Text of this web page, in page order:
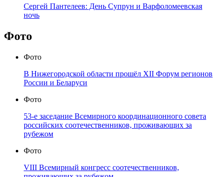
Сергей Пантелеев: День Супрун и Варфоломеевская
ночь
Фото
Фото
В Нижегородской области прошёл XII Форум регионов
России и Беларуси
Фото
53-е заседание Всемирного координационного совета
российских соотечественников, проживающих за
рубежом
Фото
VIII Всемирный конгресс соотечественников,